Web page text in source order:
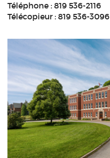
Téléphone : 819 536-2116
Télécopieur : 819 536-3096